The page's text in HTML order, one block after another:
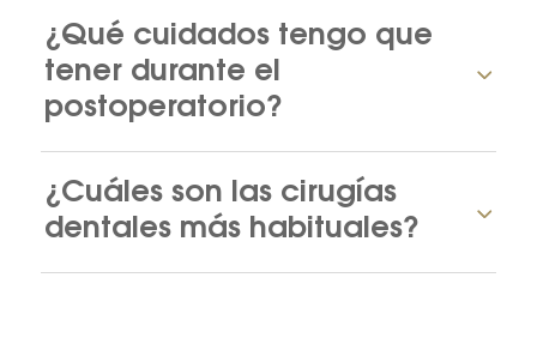
¿Qué cuidados tengo que
tener durante el
postoperatorio?
¿Cuáles son las cirugías
dentales más habituales?